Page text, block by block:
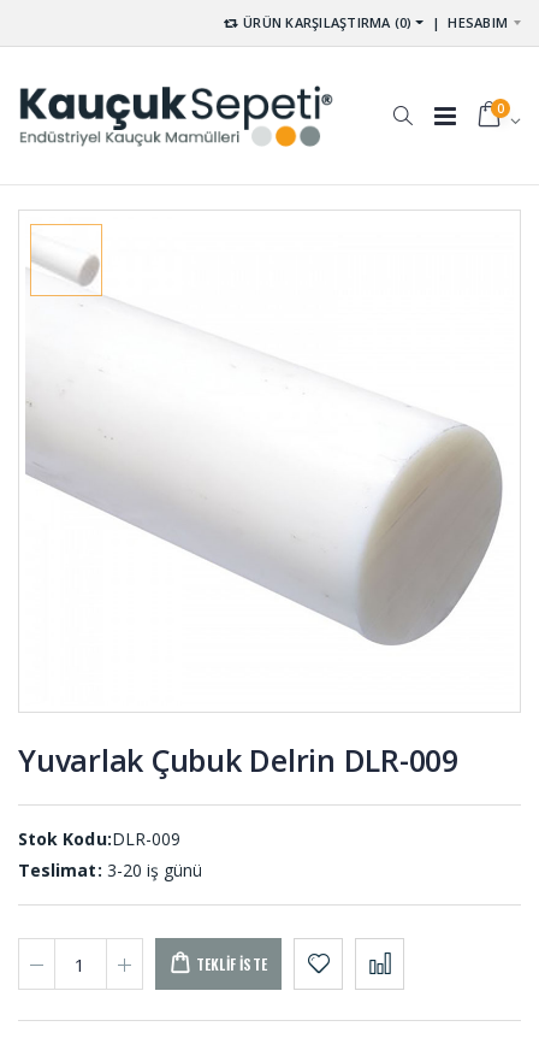
ÜRÜN KARŞILAŞTIRMA (0) |HESABIM
0
Yuvarlak Çubuk Delrin DLR-009
Stok Kodu:DLR-009
Teslimat: 3-20 iş günü
TEKLIF İSTE
Tekne
Takozları
Lastiği
KOM-001
Lastiği DV-
Yıldız Kaplin
ON-001 (50